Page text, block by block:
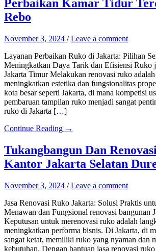
Perbaikan Kamar Tidur
Rebo
November 3, 2024 /Leave a comment
Layanan Perbaikan Ruko di Jakarta: Pilihan
Meningkatkan Daya Tarik dan Efisiensi Ruko
Jakarta Timur Melakukan renovasi ruko
meningkatkan estetika dan fungsionalitas
kota besar seperti Jakarta, di mana kompetisi
pembaruan tampilan ruko menjadi sangat
ruko di Jakarta […]
Continue Reading →
Tukangbangun Dan
Kantor Jakarta Selatan
November 3, 2024 /Leave a comment
Jasa Renovasi Ruko Jakarta: Solusi Praktis
Menawan dan Fungsional renovasi bangunan
Keputusan untuk merenovasi ruko adalah
meningkatkan performa bisnis. Di Jakarta, di
sangat ketat, memiliki ruko yang nyaman dan
kebutuhan. Dengan bantuan jasa renovasi